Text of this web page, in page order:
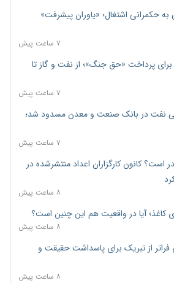
اشتغال؛ «یاوران پیشرفت»
۷ ساعت پیش
برای پرداخت «حق جنگ»؛ از نفت و گاز تا
۷ ساعت پیش
نفت در بانک صنعت و معدن مسدود شد؛
۷ ساعت پیش
است؟ کانون کارگزاران اعداد منتشرشده در
۸ ساعت پیش
۸ ساعت پیش
فراتر از تبریک برای پاسداشت حقیقت و
۸ ساعت پیش